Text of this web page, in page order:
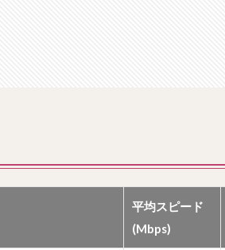
平均スピード
(Mbps)